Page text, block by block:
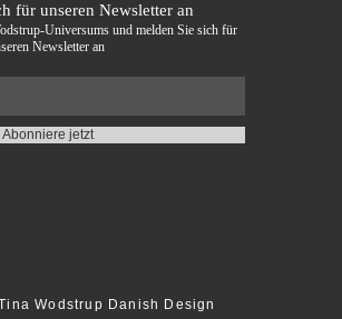
für unseren Newsletter an
Universums und melden Sie sich für
Newsletter an
Abonniere jetzt
Wodstrup Danish Design